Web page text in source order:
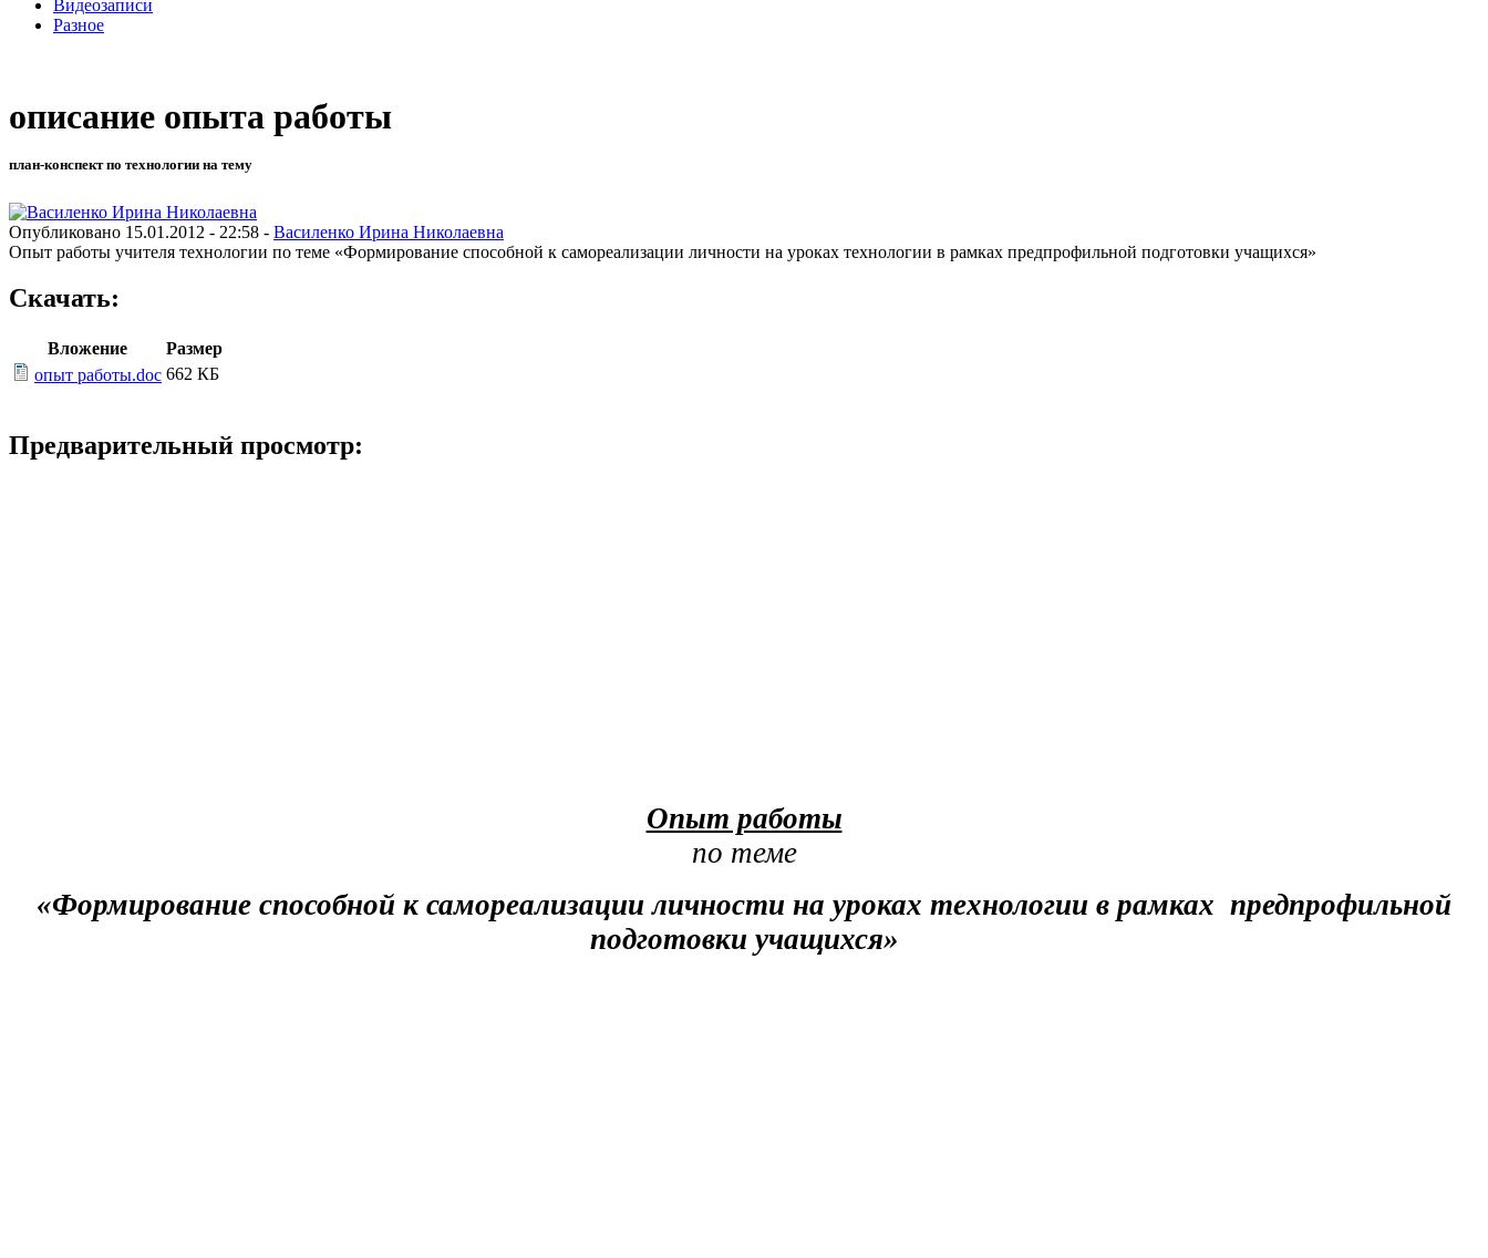
Видеозаписи
Разное
описание опыта работы
план-конспект по технологии на тему
Опубликовано 15.01.2012 - 22:58 - Василенко Ирина Николаевна
Опыт работы учителя технологии по теме «Формирование способной к самореализации личности на уроках технологии в рамках предпрофильной подготовки учащихся»
Скачать:
Вложение
Размер
опыт работы.doc 662 КБ
Предварительный просмотр:
Опыт работы
по теме
«Формирование способной к самореализации личности на уроках технологии в рамках предпрофильной
подготовки учащихся»